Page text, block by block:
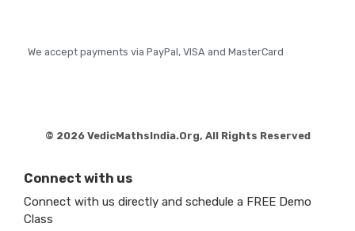
We accept payments via PayPal, VISA and MasterCard
© 2026 VedicMathsIndia.Org, All Rights Reserved
Connect with us
Connect with us directly and schedule a FREE Demo
Class